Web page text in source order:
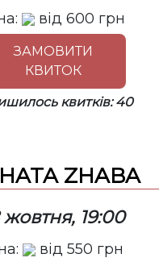
від 600 грн
ЗАМОВИТИ
КВИТОК
квитків: 40
ZHABA
жовтня, 19:00
від 550 грн